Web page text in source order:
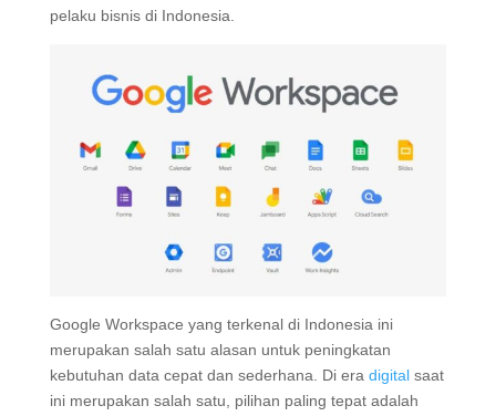
pelaku bisnis di Indonesia.
Google Workspace yang terkenal di Indonesia ini
merupakan salah satu alasan untuk peningkatan
kebutuhan data cepat dan sederhana. Di era digitalsaat
ini merupakan salah satu, pilihan paling tepat adalah